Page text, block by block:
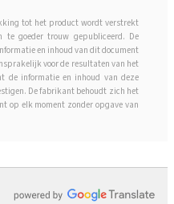
tot het product wordt verstrekt
goeder trouw gepubliceerd. De
en inhoud van dit document
voor de resultaten van het
de informatie en inhoud van deze
De fabrikant behoudt zich het
op elk moment zonder opgave van